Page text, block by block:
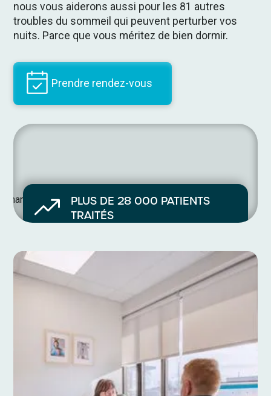
nous vous aiderons aussi pour les 81 autres
troubles du sommeil qui peuvent perturber vos
nuits. Parce que vous méritez de bien dormir.
Prendre rendez-vous
PLUS DE 28 000 PATIENTS
TRAITÉS